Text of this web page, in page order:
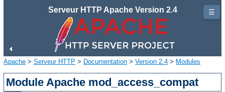
Serveur HTTP Apache Version 2.4
Apache > Serveur HTTP > Documentation > Version 2.4 > Modules
Module Apache mod_access_compat
☰